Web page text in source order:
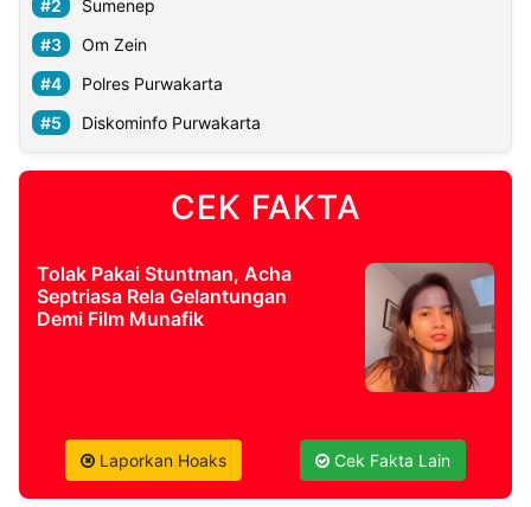
Sumenep
Om Zein
Polres Purwakarta
Diskominfo Purwakarta
CEK FAKTA
Tolak Pakai Stuntman, Acha
Septriasa Rela Gelantungan
Demi Film Munafik
Laporkan Hoaks Cek Fakta Lain